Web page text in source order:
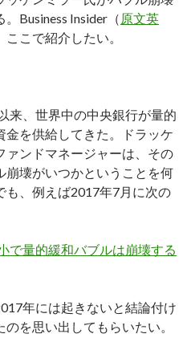
Business Insider（ 原文英
こで紹介したい。
来、世界中の中央銀行が量的
を供給してきた。ドラッケ
ァンドマネージャーは、その
崩壊がいつかということを何
も、例えば2017年7月に次の
で量的緩和バブルは崩壊する
年には起きないと結論付け
を思い出してもらいたい。